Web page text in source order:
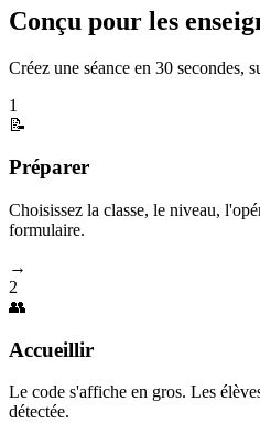
Conçu pour les
Créez une séance en 30 secondes,
1
📝
Préparer
Choisissez la classe, le niveau,
formulaire.
→
2
👥
Accueillir
Le code s'affiche en gros. Les
détectée.